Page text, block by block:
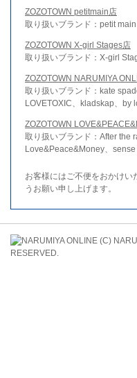
ZOZOTOWN petitmain店
取り扱いブランド：petit
ZOZOTOWN X-girl Stages店
取り扱いブランド：X-girl
ZOZOTOWN NARUMIYA
取り扱いブランド：kate
LOVETOXIC、kladskap、by
ZOZOTOWN
取り扱いブランド：After the
Love&Peace&Money、
お客様にはご不便をおかけい
うお願い申し上げます。